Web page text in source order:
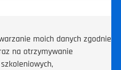
moich danych zgodnie
na otrzymywanie